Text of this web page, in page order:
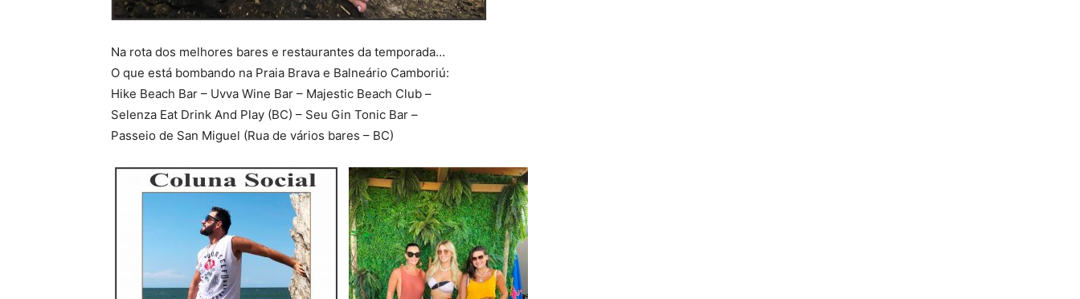
Na rota dos melhores bares e restaurantes da temporada…
O que está bombando na Praia Brava e Balneário Camboriú:
Hike Beach Bar – Uvva Wine Bar – Majestic Beach Club –
Selenza Eat Drink And Play (BC) – Seu Gin Tonic Bar –
Passeio de San Miguel (Rua de vários bares – BC)